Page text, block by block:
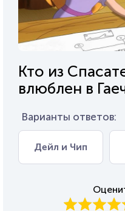
Кто из
влюблен в
Варианты ответов:
Дейл и Чип